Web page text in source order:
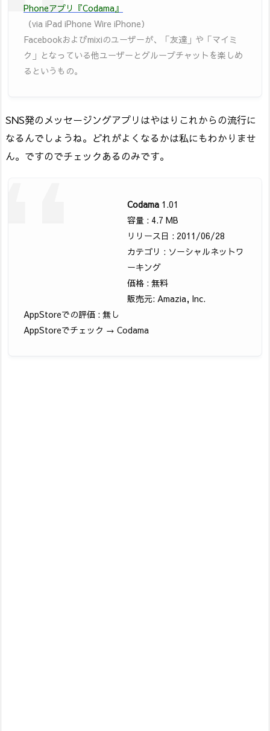
Phoneアプリ『Codama』
（via iPad iPhone Wire iPhone）
Facebookおよびmixiのユーザーが、「友達」や「マイミ
ク」となっている他ユーザーとグループチャットを楽しめ
るというもの。
SNS発のメッセージングアプリはやはりこれからの流行に
なるんでしょうね。どれがよくなるかは私にもわかりませ
ん。ですのでチェックあるのみです。
Codama 1.01
容量 : 4.7 MB
リリース日 : 2011/06/28
カテゴリ : ソーシャルネットワ
ーキング
価格 : 無料
販売元: Amazia, Inc.
AppStoreでの評価 : 無し
AppStoreでチェック → Codama